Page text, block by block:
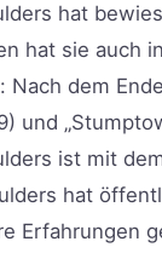
hat
hat sie auch
dem
und
ist mit
hat
Erfahrungen